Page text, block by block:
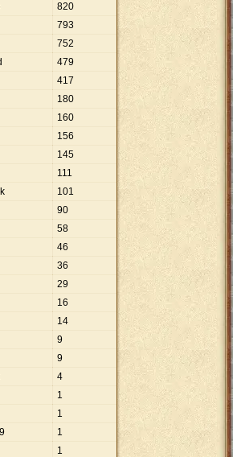
820
793
752
479
417
180
160
156
145
111
101
90
58
46
36
29
16
14
9
9
4
1
1
1
1